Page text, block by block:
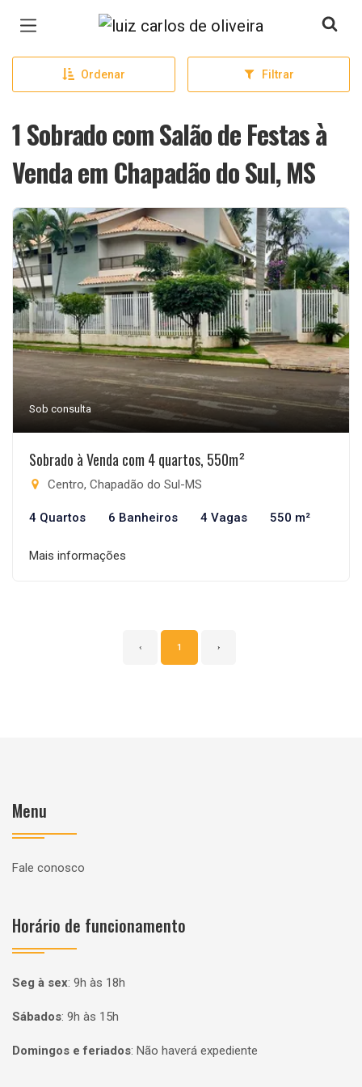
Página inicial
Ordenar Filtrar
1 Sobrado com Salão de Festas à
Venda em Chapadão do Sul, MS
Sob consulta
Sobrado à Venda com 4 quartos, 550m²
Centro, Chapadão do Sul-MS
4 Quartos 6 Banheiros 4 Vagas 550 m²
Mais informações
‹ 1 ›
Menu
Fale conosco
Horário de funcionamento
Seg à sex: 9h às 18h
Sábados: 9h às 15h
Domingos e feriados: Não haverá expediente